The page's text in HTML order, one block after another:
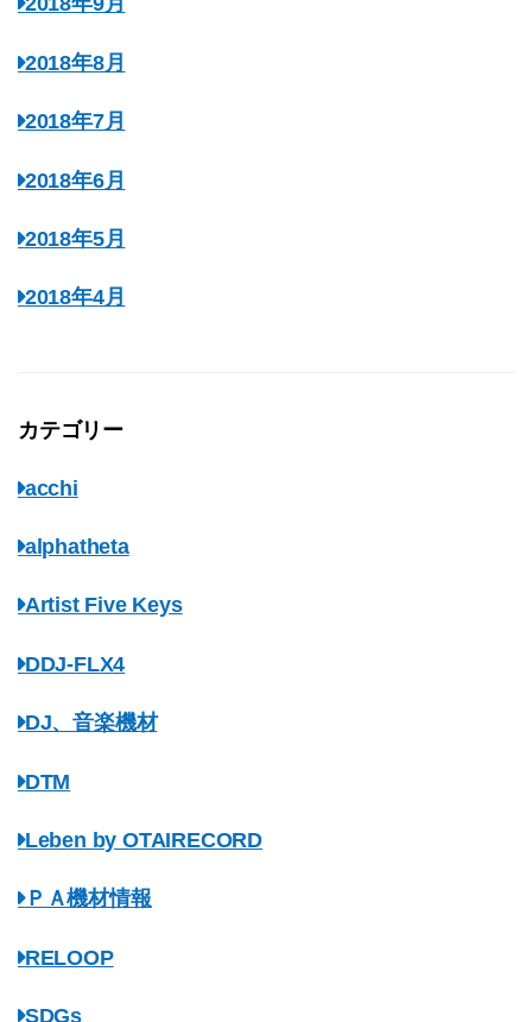
2018年8月
2018年7月
2018年6月
2018年5月
2018年4月
カテゴリー
acchi
alphatheta
Artist Five Keys
DDJ-FLX4
DJ、音楽機材
DTM
Leben by OTAIRECORD
ＰＡ機材情報
RELOOP
SDGs